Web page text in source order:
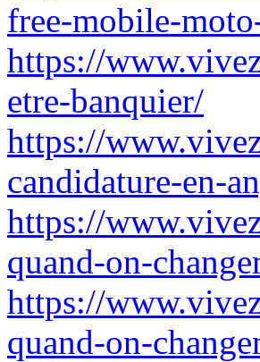
free-mobile-
https://
etre-banquier/
https://
candidature-en-
https://
quand-on-
https://
quand-on-